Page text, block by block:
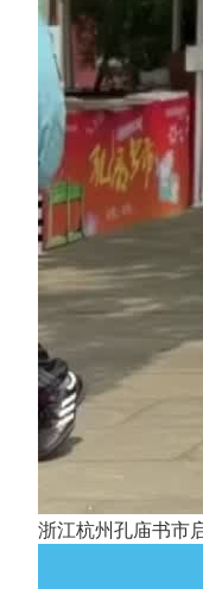
浙江杭州孔庙书市